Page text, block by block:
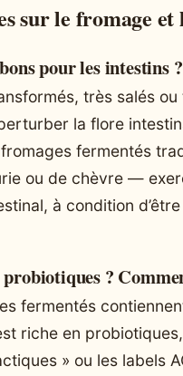
sur le fromage
pour les intestins ?
très salés
la flore
fermentés
ou de chèvre —
à condition
?
fermentés
riche en
» ou les labels